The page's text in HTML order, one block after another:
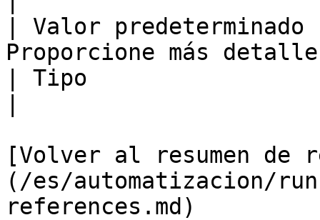
| Valor
Proporcione más
| Tipo                 |
[Volver al resumen de
(/es/automatizacion/
references.md)